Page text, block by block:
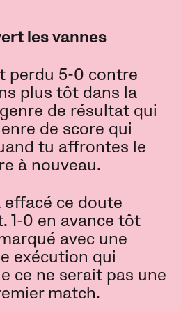
les vannes
perdu 5-0 contre
plus tôt dans la
de résultat qui
de score qui
tu affrontes le
à nouveau.
effacé ce doute
1-0 en avance tôt
avec une
exécution qui
ce ne serait pas une
match.